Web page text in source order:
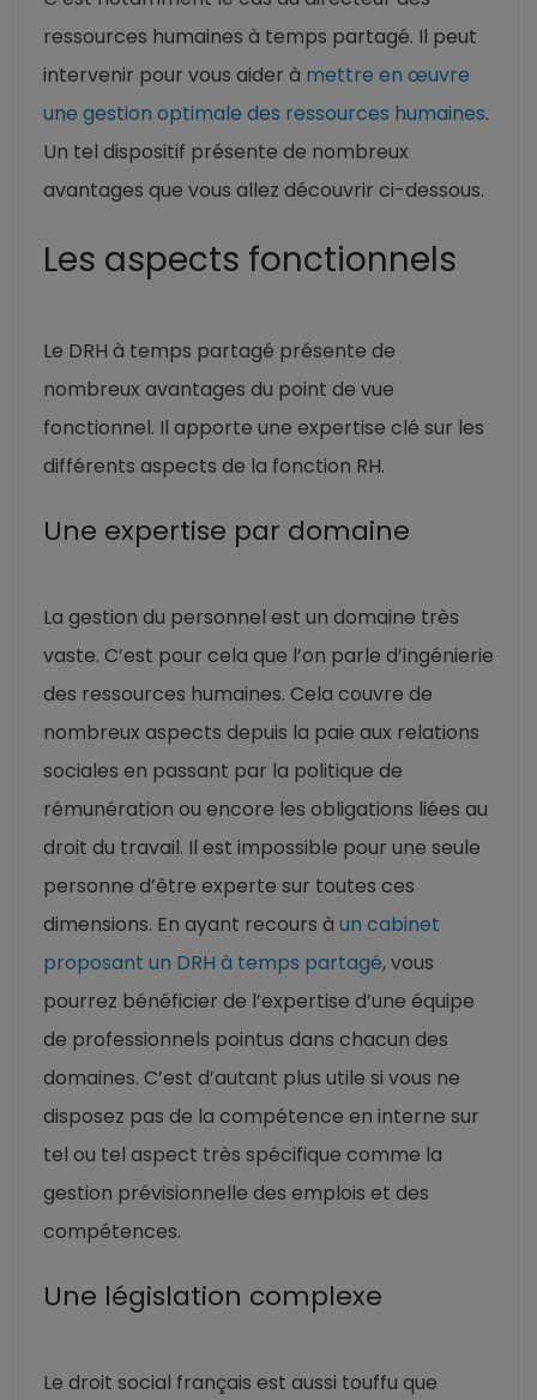
ressources humaines à temps partagé. Il peut
intervenir pour vous aider à mettre en œuvre
une gestion optimale des ressources humaines.
Un tel dispositif présente de nombreux
avantages que vous allez découvrir ci-dessous.
Les aspects fonctionnels
Le DRH à temps partagé présente de
nombreux avantages du point de vue
fonctionnel. Il apporte une expertise clé sur les
différents aspects de la fonction RH.
Une expertise par domaine
La gestion du personnel est un domaine très
vaste. C’est pour cela que l’on parle d’ingénierie
des ressources humaines. Cela couvre de
nombreux aspects depuis la paie aux relations
sociales en passant par la politique de
rémunération ou encore les obligations liées au
droit du travail. Il est impossible pour une seule
personne d’être experte sur toutes ces
dimensions. En ayant recours à un cabinet
proposant un DRH à temps partagé, vous
pourrez bénéficier de l’expertise d’une équipe
de professionnels pointus dans chacun des
domaines. C’est d’autant plus utile si vous ne
disposez pas de la compétence en interne sur
tel ou tel aspect très spécifique comme la
gestion prévisionnelle des emplois et des
compétences.
Une législation complexe
Le droit social français est aussi touffu que